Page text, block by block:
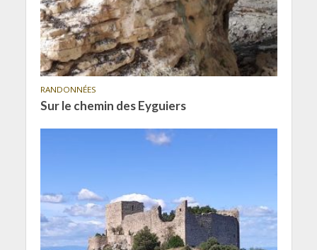
RANDONNÉES
Sur le chemin des Eyguiers